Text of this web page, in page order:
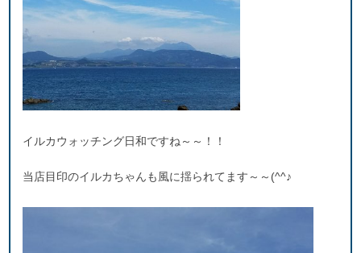
イルカウォッチング日和ですね～～！！
当店目印のイルカちゃんも風に揺られてます～～(^^♪